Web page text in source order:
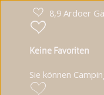
8,9 Ardoer
Keine Favoriten
Sie können